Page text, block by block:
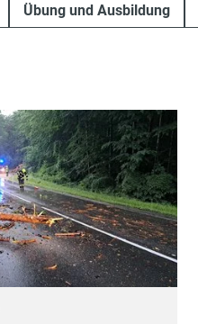
Übung und Ausbildung